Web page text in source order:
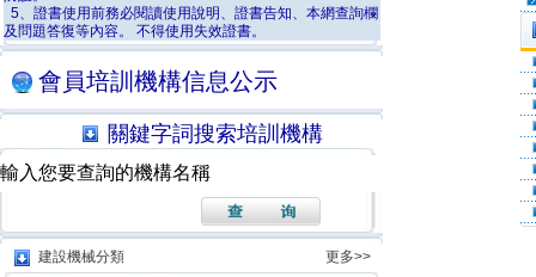
5、證書使用前務必閱讀使用說明、證書告知、本網查詢欄
及問題答復等內容。 不得使用失效證書。
會員培訓機構信息公示
關鍵字詞搜索培訓機構
建設機械分類
更多>>